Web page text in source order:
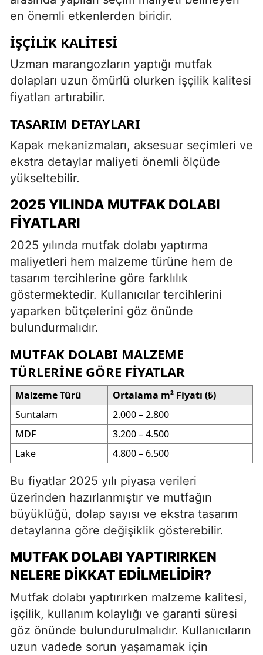
en önemli etkenlerden biridir.
İŞÇILIK KALITESI
Uzman marangozların yaptığı mutfak
dolapları uzun ömürlü olurken işçilik kalitesi
fiyatları artırabilir.
TASARIM DETAYLARI
Kapak mekanizmaları, aksesuar seçimleri ve
ekstra detaylar maliyeti önemli ölçüde
yükseltebilir.
2025 YILINDA MUTFAK DOLABI
FIYATLARI
2025 yılında mutfak dolabı yaptırma
maliyetleri hem malzeme türüne hem de
tasarım tercihlerine göre farklılık
göstermektedir. Kullanıcılar tercihlerini
yaparken bütçelerini göz önünde
bulundurmalıdır.
MUTFAK DOLABI MALZEME
TÜRLERINE GÖRE FIYATLAR
Malzeme Türü
Ortalama m² Fiyatı (₺)
Suntalam
2.000 – 2.800
MDF
3.200 – 4.500
Lake
4.800 – 6.500
Bu fiyatlar 2025 yılı piyasa verileri
üzerinden hazırlanmıştır ve mutfağın
büyüklüğü, dolap sayısı ve ekstra tasarım
detaylarına göre değişiklik gösterebilir.
MUTFAK DOLABI YAPTIRIRKEN
NELERE DIKKAT EDILMELIDIR?
Mutfak dolabı yaptırırken malzeme kalitesi,
işçilik, kullanım kolaylığı ve garanti süresi
göz önünde bulundurulmalıdır. Kullanıcıların
uzun vadede sorun yaşamamak için